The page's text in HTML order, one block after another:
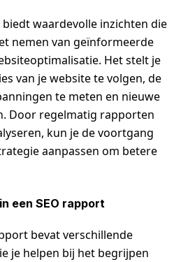
biedt waardevolle inzichten die
nemen van geïnformeerde
Het stelt je
van je website te volgen, de
te meten en nieuwe
Door regelmatig rapporten
kun je de voortgang
aanpassen om betere
een SEO rapport
bevat verschillende
je helpen bij het begrijpen